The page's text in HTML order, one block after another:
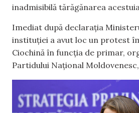
inadmisibilă tărăgănarea
Imediat după declarația
instituției a avut loc un protest
Ciochină în funcția de primar,
Partidului Național